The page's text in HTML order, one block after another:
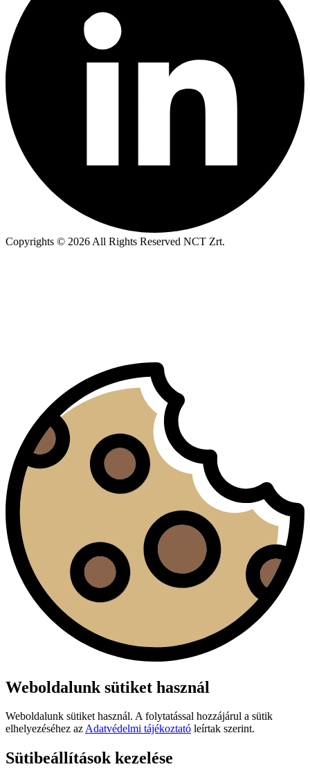
Copyrights © 2026 All Rights Reserved NCT Zrt.
Weboldalunk sütiket használ
Weboldalunk sütiket használ. A folytatással hozzájárul a sütik
elhelyezéséhez azAdatvédelmi tájékoztató leírtak szerint.
Sütibeállítások kezelése